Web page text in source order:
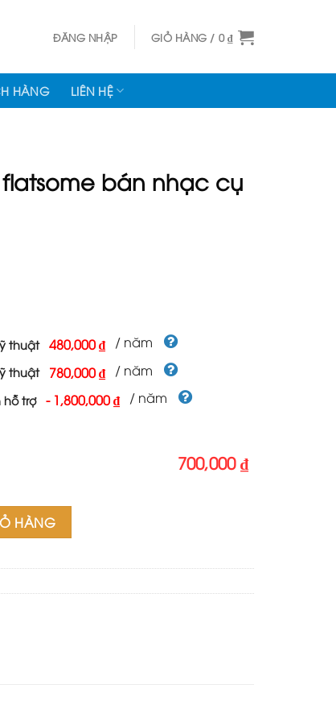
ĐĂNG NHẬP GIỎ HÀNG / 0₫
HÀNG LIÊN HỆ
flatsome bán nhạc cụ
₫.
700,000 ₫.
thuật 480,000 ₫ / năm
thuật 780,000 ₫ / năm
trợ -1,800,000 ₫ / năm
700,000 ₫
cụ số lượng
HÀNG